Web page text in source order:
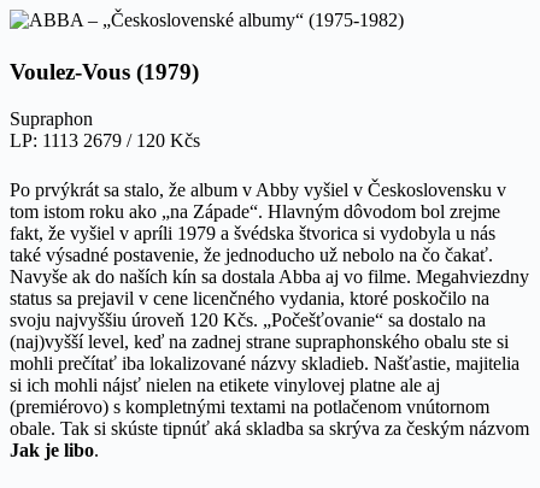
Voulez-Vous (1979)
Supraphon
LP: 1113 2679 / 120 Kčs
Po prvýkrát sa stalo, že album v Abby vyšiel v Československu v
tom istom roku ako „na Západe“. Hlavným dôvodom bol zrejme
fakt, že vyšiel v apríli 1979 a švédska štvorica si vydobyla u nás
také výsadné postavenie, že jednoducho už nebolo na čo čakať.
Navyše ak do naších kín sa dostala Abba aj vo filme. Megahviezdny
status sa prejavil v cene licenčného vydania, ktoré poskočilo na
svoju najvyššiu úroveň 120 Kčs. „Počešťovanie“ sa dostalo na
(naj)vyšší level, keď na zadnej strane supraphonského obalu ste si
mohli prečítať iba lokalizované názvy skladieb. Našťastie, majitelia
si ich mohli nájsť nielen na etikete vinylovej platne ale aj
(premiérovo) s kompletnými textami na potlačenom vnútornom
obale. Tak si skúste tipnúť aká skladba sa skrýva za českým názvom
Jak je libo.